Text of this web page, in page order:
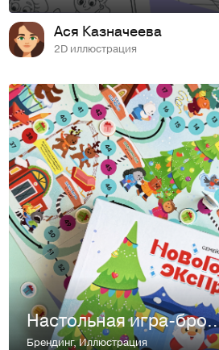
Ася Казначеева
2D иллюстрация
Настольная игра-
Брендинг,Иллюстрация